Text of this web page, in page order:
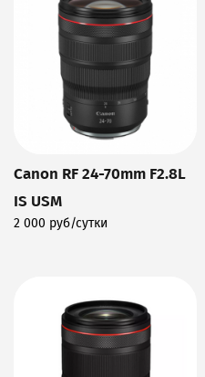
Canon RF 24-70mm F2.8L
IS USM
2 000 руб/сутки